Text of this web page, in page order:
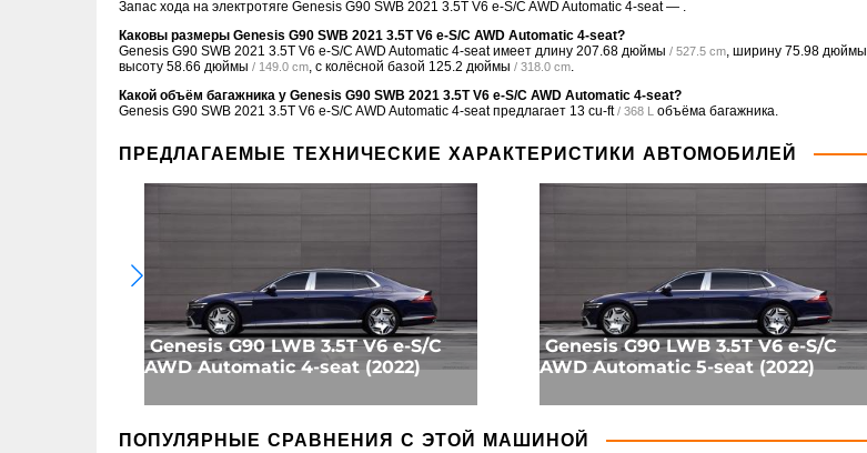
Запас хода на электротяге Genesis G90 SWB 2021 3.5T V6 e-S/C AWD Automatic 4-seat — .
Каковы размеры Genesis G90 SWB 2021 3.5T V6 e-S/C AWD Automatic 4-seat?
Genesis G90 SWB 2021 3.5T V6 e-S/C AWD Automatic 4-seat имеет длину 207.68 дюймы / 527.5 cm, ширину 75.98 дюймы
высоту 58.66 дюймы / 149.0 cm, с колёсной базой 125.2 дюймы / 318.0 cm.
Какой объём багажника у Genesis G90 SWB 2021 3.5T V6 e-S/C AWD Automatic 4-seat?
Genesis G90 SWB 2021 3.5T V6 e-S/C AWD Automatic 4-seat предлагает 13 cu-ft / 368 L объёма багажника.
ПРЕДЛАГАЕМЫЕ ТЕХНИЧЕСКИЕ ХАРАКТЕРИСТИКИ АВТОМОБИЛЕЙ
Genesis G90 LWB 3.5T V6 e-S/C
AWD Automatic 4-seat (2022)
Genesis G90 LWB 3.5T V6 e-S/C
AWD Automatic 5-seat (2022)
ПОПУЛЯРНЫЕ СРАВНЕНИЯ С ЭТОЙ МАШИНОЙ